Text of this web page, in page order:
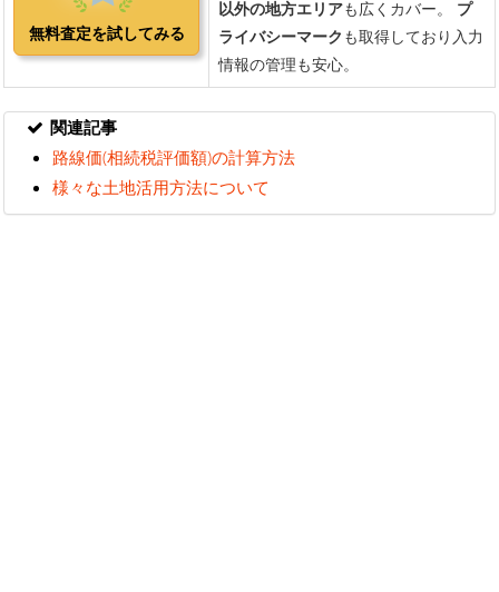
関連記事
路線価(相続税評価額)の計算方法
様々な土地活用方法について